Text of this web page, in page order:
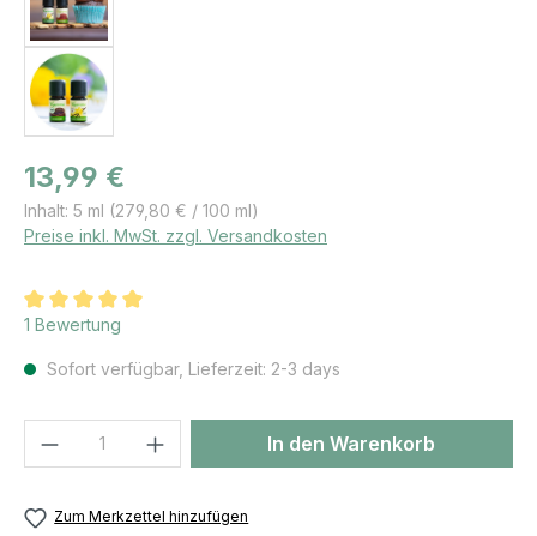
Regulärer Preis:
13,99 €
Inhalt: 5 ml (279,80 € / 100 ml)
Preise inkl. MwSt. zzgl. Versandkosten
Durchschnittliche Bewertung von 5 von 5 Sternen
1 Bewertung
Sofort verfügbar, Lieferzeit: 2-3 days
Produkt Anzahl: Gib denIn den Warenkorb
Zum Merkzettel hinzufügen